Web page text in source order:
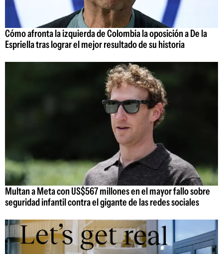
Cómo afronta la izquierda de Colombia la oposición a De la
Espriella tras lograr el mejor resultado de su historia
Multan a Meta con US$567 millones en el mayor fallo sobre
seguridad infantil contra el gigante de las redes sociales